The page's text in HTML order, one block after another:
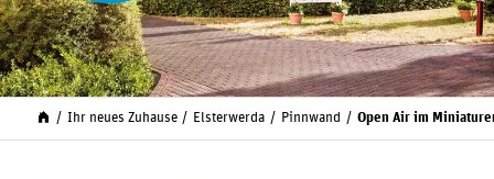
Ihr neues Zuhause Elsterwerda Pinnwand Open Air im